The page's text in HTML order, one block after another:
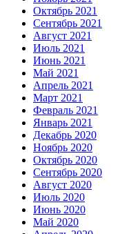
Октябрь 2021
Сентябрь 2021
Август 2021
Июль 2021
Июнь 2021
Май 2021
Апрель 2021
Март 2021
Февраль 2021
Январь 2021
Декабрь 2020
Ноябрь 2020
Октябрь 2020
Сентябрь 2020
Август 2020
Июль 2020
Июнь 2020
Май 2020